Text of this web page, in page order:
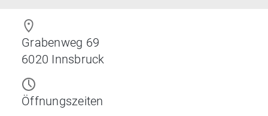
Grabenweg 69
6020 Innsbruck
Öffnungszeiten